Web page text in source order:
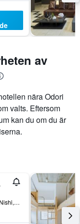
av
nära Odori
valts. Eftersom
kan du om du är
3-1-26 Minami 9 -Jo Nishi, Sapporo, Japan